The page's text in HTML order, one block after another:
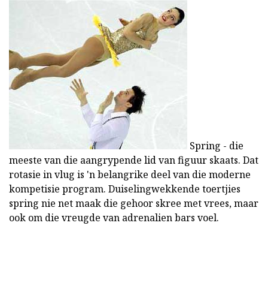
Spring - die
meeste van die aangrypende lid van figuur skaats. Dat
rotasie in vlug is 'n belangrike deel van die moderne
kompetisie program. Duiselingwekkende toertjies
spring nie net maak die gehoor skree met vrees, maar
ook om die vreugde van adrenalien bars voel.